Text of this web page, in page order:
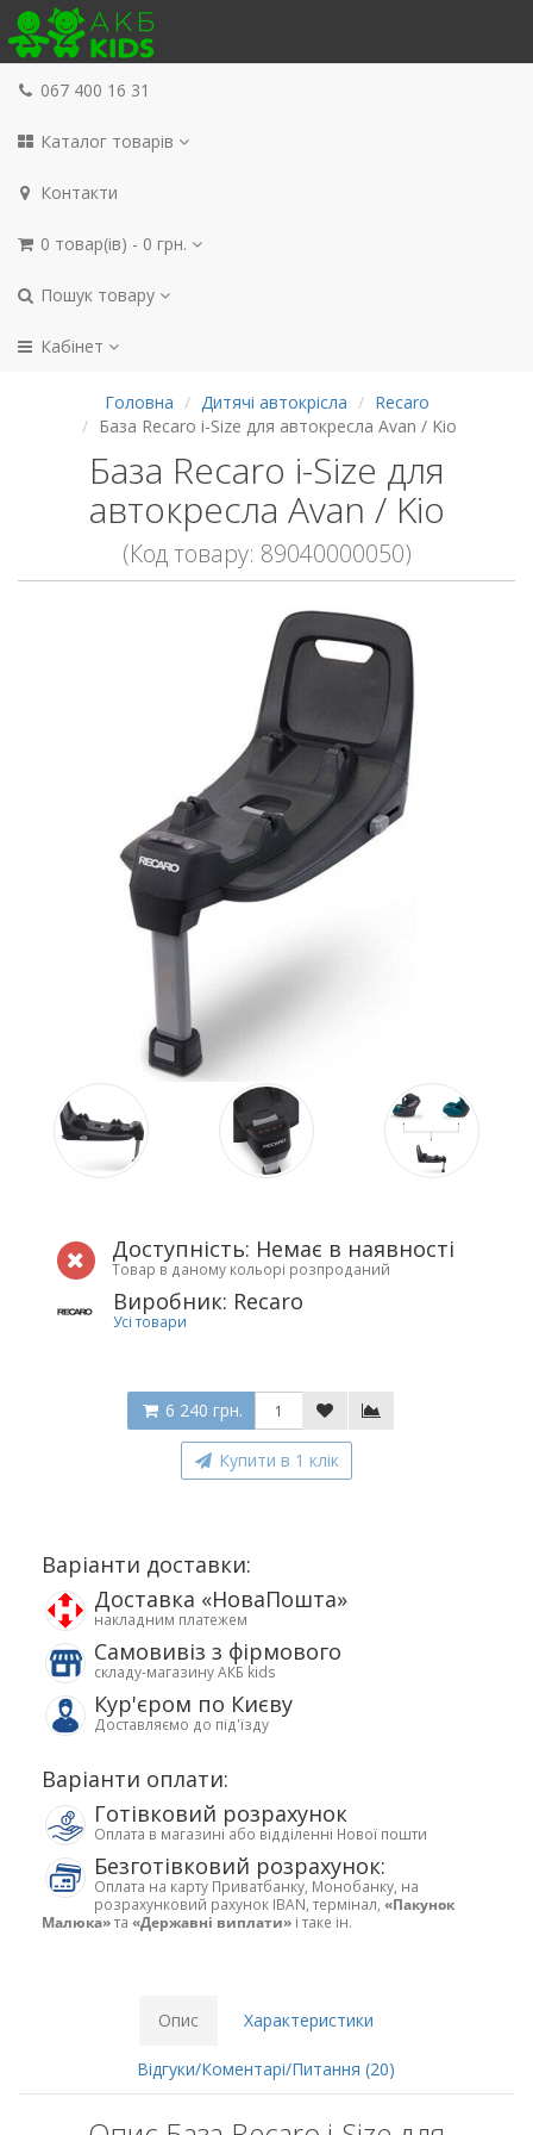
067 400 16 31
Каталог товарів
Контакти
0 товар(ів) - 0 грн.
Пошук товару
Кабінет
Головна Дитячі автокрісла
Recaro
База Recaro i-Size для автокресла Avan / Kio
База Recaro i-Size для
автокресла Avan / Kio
(Код товару: 89040000050)
Доступність: Немає в наявності
Товар в даному кольорі розпроданий
Виробник: Recaro
Усі товари
6 240 грн.
Купити в 1 клік
Варіанти доставки:
Доставка «НоваПошта»
накладним платежем
Самовивіз з фірмового
складу-магазину АКБ kids
Кур'єром по Києву
Доставляємо до під'їзду
Варіанти оплати:
Готівковий розрахунок
Оплата в магазині або відділенні Нової пошти
Безготівковий розрахунок:
Оплата на карту Приватбанку, Монобанку, на
розрахунковий рахунок IBAN, термінал, «Пакунок
Малюка»та «Державні виплати» і таке ін.
Опис Характеристики
Відгуки/Коментарі/Питання (20)